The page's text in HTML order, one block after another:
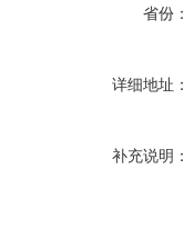
省份：
详细地址：
补充说明：